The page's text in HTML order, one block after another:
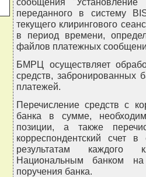
переданного в систему
текущего клирингового
в период времени,
файлов платежных
БМРЦ осуществляет
средств, забронированных
платежей.
Перечисление средств с
банка в сумме,
позиции, а также
корреспондентский счет
результатам каждого
Национальным банком на
поручения банка.